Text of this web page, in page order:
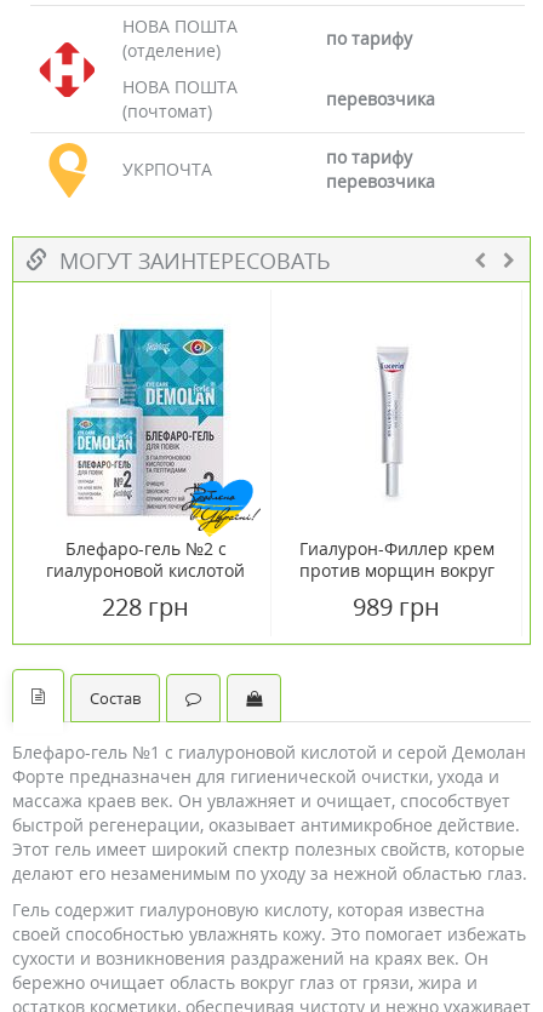
НОВА ПОШТА
(отделение)
по тарифу
НОВА ПОШТА
(почтомат)
перевозчика
УКРПОЧТА
по тарифу
перевозчика
МОГУТ ЗАИНТЕРЕСОВАТЬ
Блефаро-гель №2 с
гиалуроновой кислотой
Форте / Demolan Forte®
228 грн
Гиалурон-Филлер крем
против морщин вокруг
15 мл
989 грн
Состав
Блефаро-гель №1 с гиалуроновой кислотой и серой Демолан
Форте предназначен для гигиенической очистки, ухода и
массажа краев век. Он увлажняет и очищает, способствует
быстрой регенерации, оказывает антимикробное действие.
Этот гель имеет широкий спектр полезных свойств, которые
делают его незаменимым по уходу за нежной областью глаз.
Гель содержит гиалуроновую кислоту, которая известна
своей способностью увлажнять кожу. Это помогает избежать
сухости и возникновения раздражений на краях век. Он
бережно очищает область вокруг глаз от грязи, жира и
остатков косметики, обеспечивая чистоту и нежно ухаживает